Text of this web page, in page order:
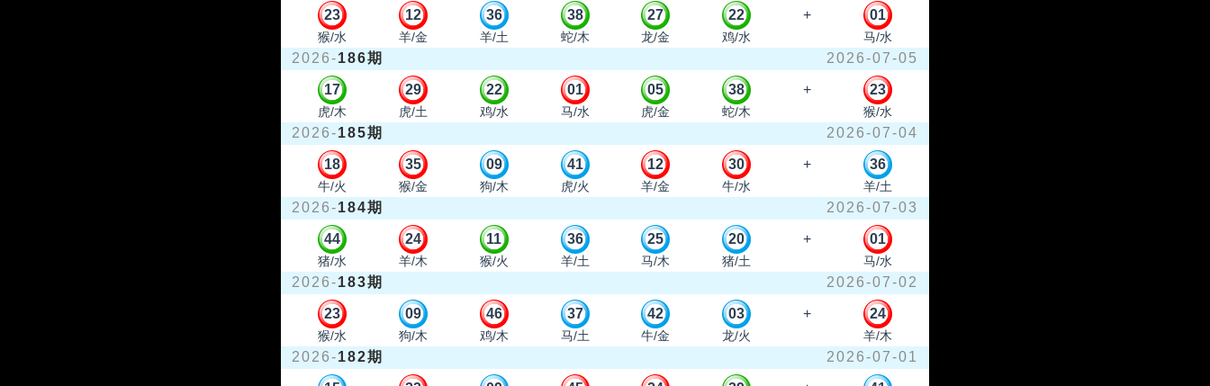
23
猴/水
12
羊/金
36
羊/土
38
蛇/木
27
龙/金
22
鸡/水
+ 01
马/水
2026-186期 2026-07-05
17
虎/木
29
虎/土
22
鸡/水
01
马/水
05
虎/金
38
蛇/木
+ 23
猴/水
2026-185期 2026-07-04
18
牛/火
35
猴/金
09
狗/木
41
虎/火
12
羊/金
30
牛/水
+ 36
羊/土
2026-184期 2026-07-03
44
猪/水
24
羊/木
11
猴/火
36
羊/土
25
马/木
20
猪/土
+ 01
马/水
2026-183期 2026-07-02
23
猴/水
09
狗/木
46
鸡/木
37
马/土
42
牛/金
03
龙/火
+ 24
羊/木
2026-182期 2026-07-01